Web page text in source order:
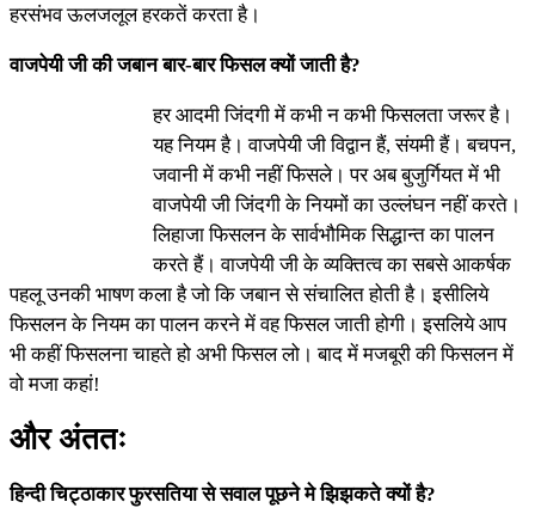
हरसंभव ऊलजलूल हरकतें करता है।
वाजपेयी जी की जबान बार-बार फिसल क्यों जाती है?
हर आदमी जिंदगी में कभी न कभी फिसलता जरूर है।
यह नियम है। वाजपेयी जी विद्वान हैं, संयमी हैं। बचपन,
जवानी में कभी नहीं फिसले। पर अब बुजुर्गियत में भी
वाजपेयी जी जिंदगी के नियमों का उल्लंघन नहीं करते।
लिहाजा फिसलन के सार्वभौमिक सिद्धान्त का पालन
करते हैं। वाजपेयी जी के व्यक्तित्व का सबसे आकर्षक
पहलू उनकी भाषण कला है जो कि जबान से संचालित होती है। इसीलिये
फिसलन के नियम का पालन करने में वह फिसल जाती होगी। इसलिये आप
भी कहीं फिसलना चाहते हो अभी फिसल लो। बाद में मजबूरी की फिसलन में
वो मजा कहां!
और अंततः
हिन्दी चिट्ठाकार फुरसतिया से सवाल पूछने मे झिझकते क्यों है?